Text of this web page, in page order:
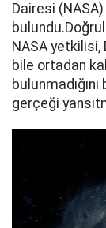
Dairesi
NASA yetkilisi,
bile ortadan
gerçeği